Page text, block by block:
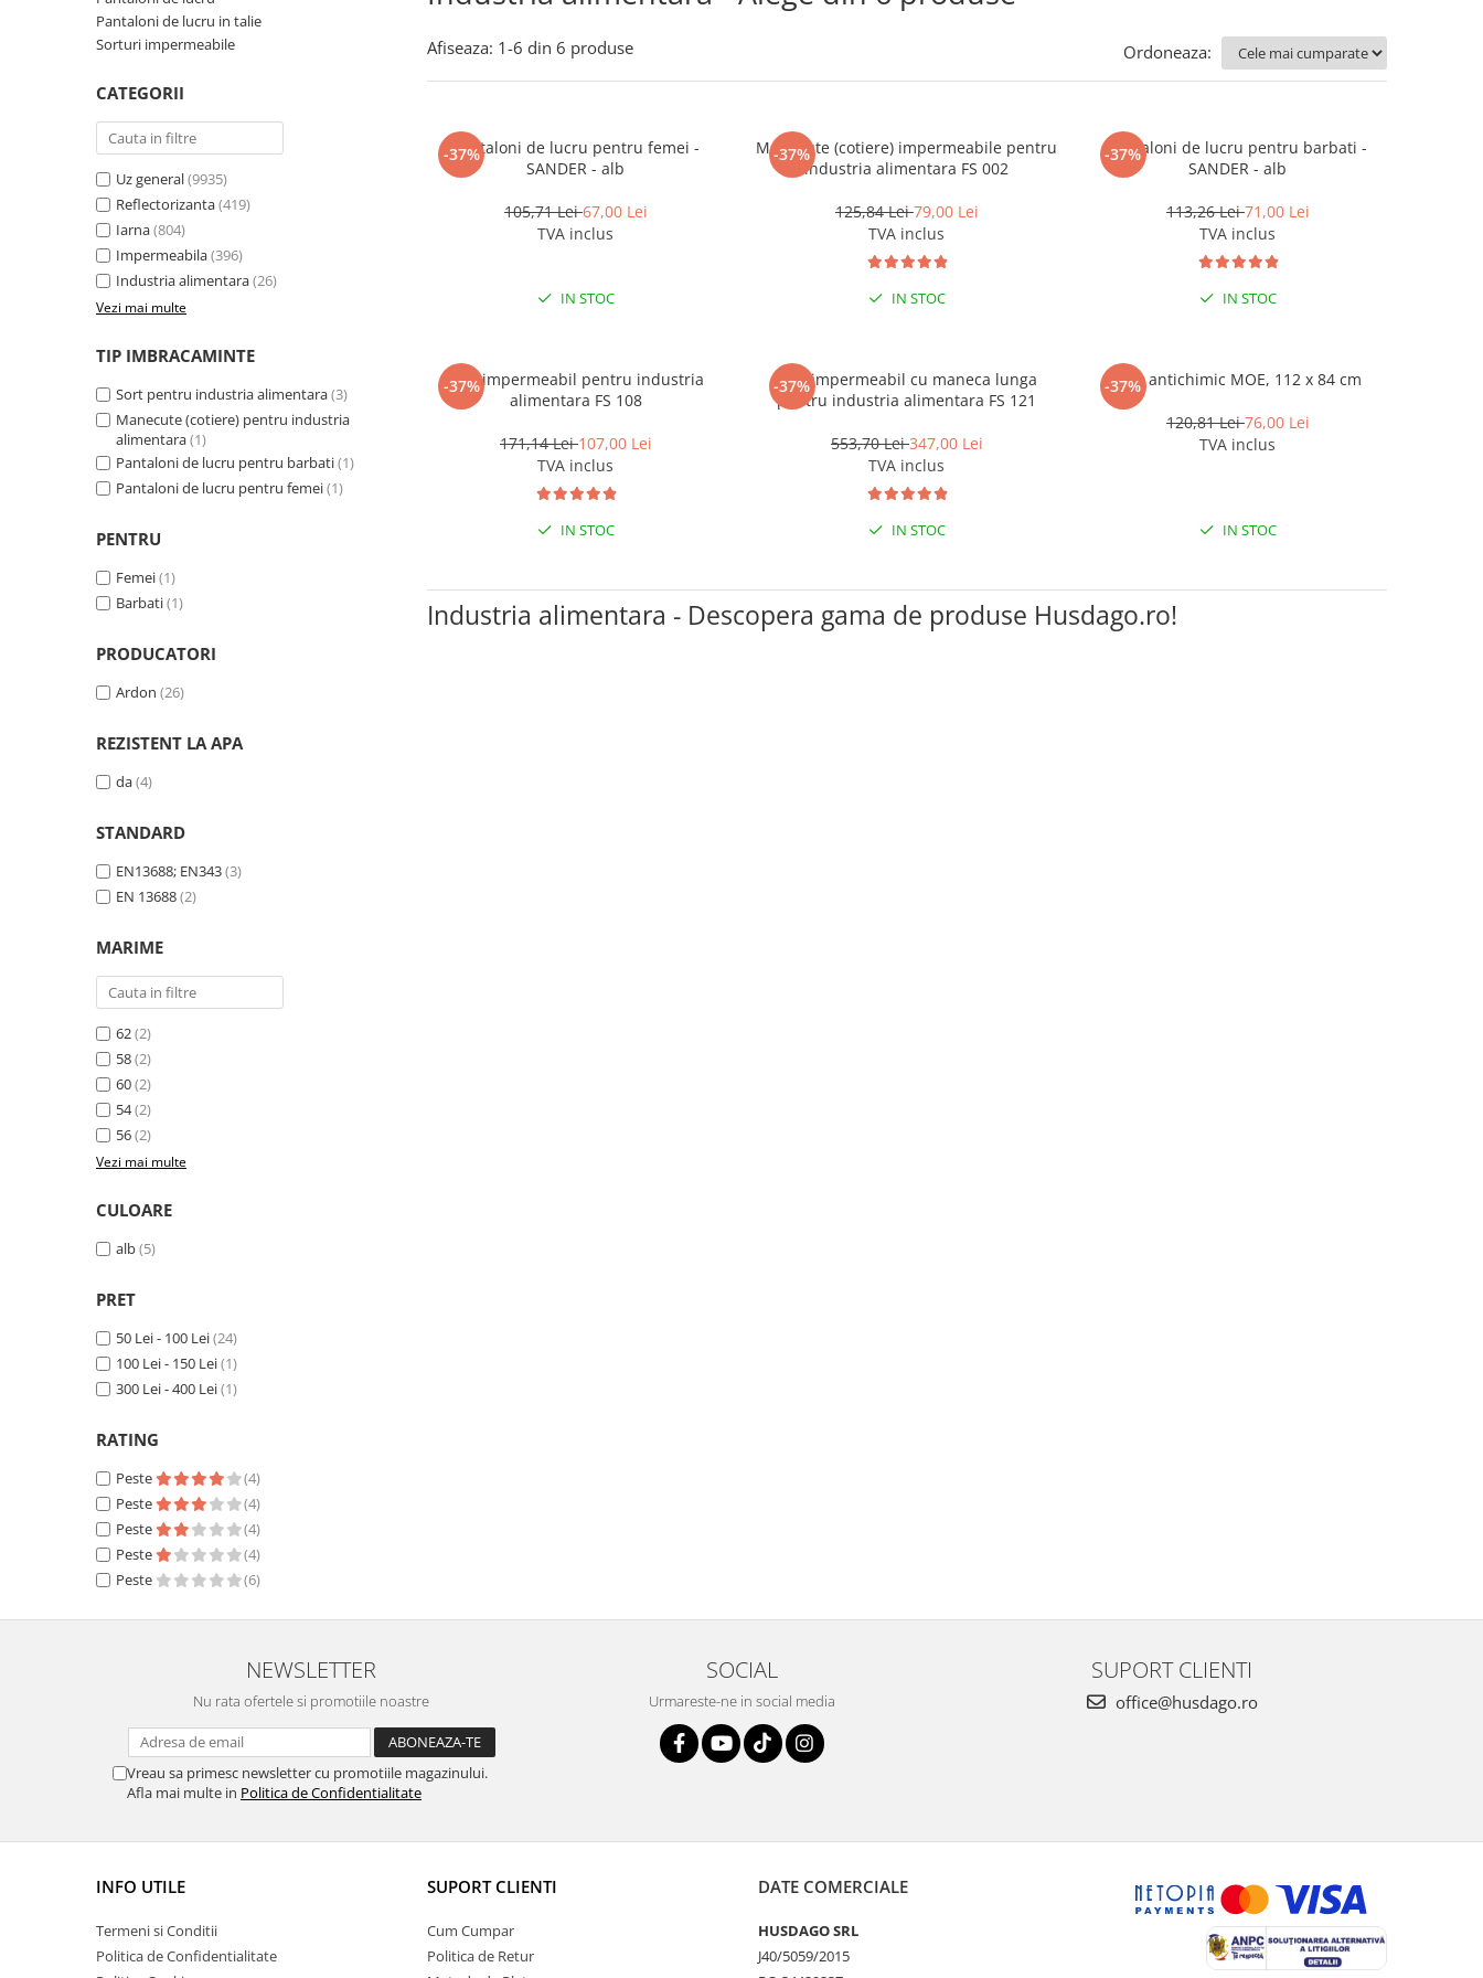
Jachete / Bluze salopeta
Pantaloni de lucru cu pieptar
Pelerine de ploaie
Tricouri clasice
Tricouri polo
Veste de lucru
Bluze / Hanorace / Camasi
Esarfe / Fesuri / Cagule / Sepci de
Jachete / Bluze salopeta
Pantaloni de lucru cu pieptar
Pantaloni de lucru in talie
Tricouri clasice
Impermeabila
Combinezoane de lucru
impermeabile
Jachete / Bluze salopeta
Pantaloni impermeabili
Veste de lucru
Industria alimentara
Pantaloni de lucru
Sorturi impermeabile
Pantaloni de lucru in talie
Pantaloni de protectie
Pentru copii
Pantaloni de lucru cu pieptar
Veste de lucru
Pentru femei
Bluze pentru femei
Jachete / Bluze salopeta
Pantaloni de lucru cu pieptar
Tricouri polo
Veste de lucru
Slapi/Papuci/Sandale de vara
Manusi de unica folosinta
Dispozitive de salvare de la
Pantaloni de lucru in talie
Sorturi impermeabile
CATEGORII
Uz general(9935)
Reflectorizanta(419)
Iarna(804)
Impermeabila(396)
Industria alimentara(26)
Vezi mai multe
TIP IMBRACAMINTE
Sort pentru industria alimentara(3)
Manecute (cotiere) pentru industria
alimentara(1)
Pantaloni de lucru pentru barbati(1)
Pantaloni de lucru pentru femei(1)
PENTRU
Femei(1)
Barbati(1)
PRODUCATORI
Ardon (26)
REZISTENT LA APA
da(4)
STANDARD
EN13688; EN343(3)
EN 13688(2)
MARIME
62(2)
58(2)
60(2)
54(2)
56(2)
Vezi mai multe
CULOARE
alb(5)
PRET
50 Lei - 100 Lei(24)
100 Lei - 150 Lei(1)
300 Lei - 400 Lei(1)
RATING
Peste
(4)
Peste
(4)
Peste
(4)
Peste
(4)
Peste
(6)
Afiseaza: 1-6 din 6 produse Ordoneaza:
-37%
Pantaloni de lucru pentru femei -
SANDER - alb
105,71 Lei67,00 Lei
TVA inclus
IN STOC
-37%
Manecute (cotiere) impermeabile pentru
industria alimentara FS 002
125,84 Lei79,00 Lei
TVA inclus
IN STOC
-37%
Pantaloni de lucru pentru barbati -
SANDER - alb
113,26 Lei71,00 Lei
TVA inclus
IN STOC
-37%
Sort impermeabil pentru industria
alimentara FS 108
171,14 Lei107,00 Lei
TVA inclus
IN STOC
-37%
Sort impermeabil cu maneca lunga
pentru industria alimentara FS 121
553,70 Lei347,00 Lei
TVA inclus
IN STOC
-37%
Sort antichimic MOE, 112 x 84 cm
120,81 Lei76,00 Lei
TVA inclus
IN STOC
Industria alimentara - Descopera gama de produse Husdago.ro!
NEWSLETTER
Nu rata ofertele si promotiile noastre
Vreau sa primesc newsletter cu promotiile magazinului.
Afla mai multe in Politica de Confidentialitate
SOCIAL
Urmareste-ne in social media
SUPORT CLIENTI
office@husdago.ro
INFO UTILE
Termeni si Conditii
Politica de Confidentialitate
SUPORT CLIENTI
Cum Cumpar
Politica de Retur
DATE COMERCIALE
HUSDAGO SRL
J40/5059/2015